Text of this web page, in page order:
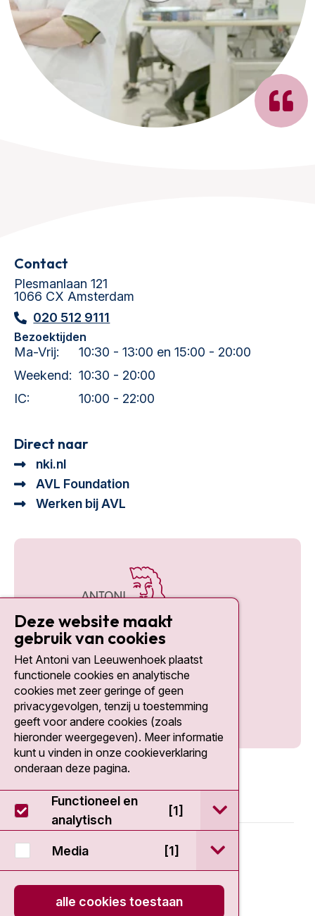
Contact
Plesmanlaan 121
1066 CX Amsterdam
020 512 9111
Bezoektijden
Ma-Vrij:
10:30 - 13:00 en 15:00 - 20:00
Weekend: 10:30 - 20:00
IC:
10:00 - 22:00
Direct naar
nki.nl
AVL Foundation
Werken bij AVL
Social media
© 2026 - Antoni van Leeuwenhoek
Disclaimer
Deze website maakt
gebruik van cookies
Het Antoni van Leeuwenhoek plaatst
functionele cookies en analytische
cookies met zeer geringe of geen
privacygevolgen, tenzij u toestemming
geeft voor andere cookies (zoals
hieronder weergegeven). Meer informatie
kunt u vinden in onze cookieverklaring
onderaan deze pagina.
Functioneel en
analytisch
[1] open / sluit
Media [1] open / sluit
alle cookies toestaan